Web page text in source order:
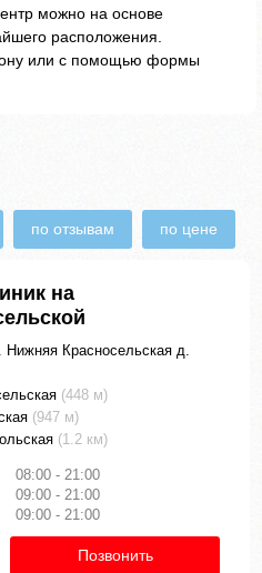
можно на основе
расположения.
или с помощью формы
по отзывам по цене
на
Нижняя Красносельская д.
(448 м)
(947 м)
(1.2 км)
08:00 - 21:00
09:00 - 21:00
09:00 - 21:00
Позвонить